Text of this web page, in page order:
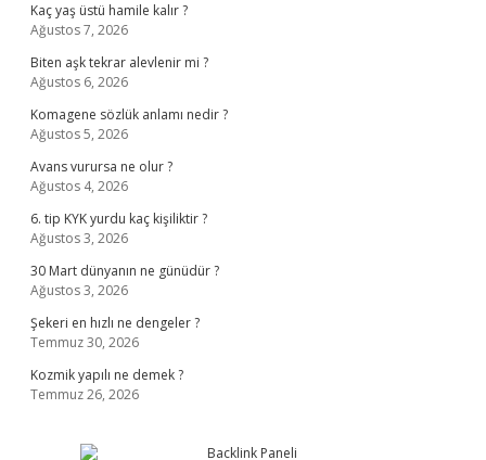
Kaç yaş üstü hamile kalır ?
Ağustos 7, 2026
Biten aşk tekrar alevlenir mi ?
Ağustos 6, 2026
Komagene sözlük anlamı nedir ?
Ağustos 5, 2026
Avans vurursa ne olur ?
Ağustos 4, 2026
6. tip KYK yurdu kaç kişiliktir ?
Ağustos 3, 2026
30 Mart dünyanın ne günüdür ?
Ağustos 3, 2026
Şekeri en hızlı ne dengeler ?
Temmuz 30, 2026
Kozmik yapılı ne demek ?
Temmuz 26, 2026